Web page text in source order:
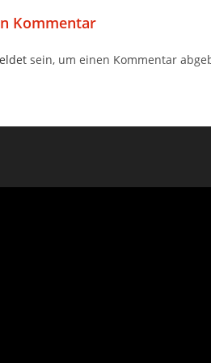
Kommentar
sein, um einen Kommentar